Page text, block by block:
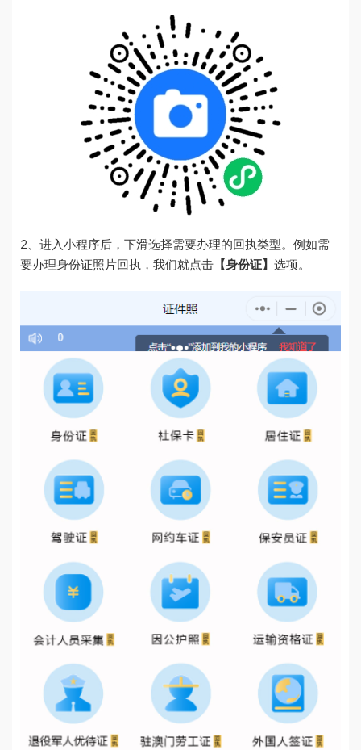
2、进入小程序后，下滑选择需要办理的回执类型。例如需
要办理身份证照片回执，我们就点击 【身份证】 选项。